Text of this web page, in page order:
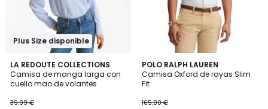
Plus Size disponible
LA REDOUTE COLLECTIONS
Camisa de manga larga con
cuello mao de volantes
39.99 €
3,8
/ 5
POLO RALPH LAUREN
Camisa Oxford de rayas Slim
Fit
165.00 €
4,7
/ 5